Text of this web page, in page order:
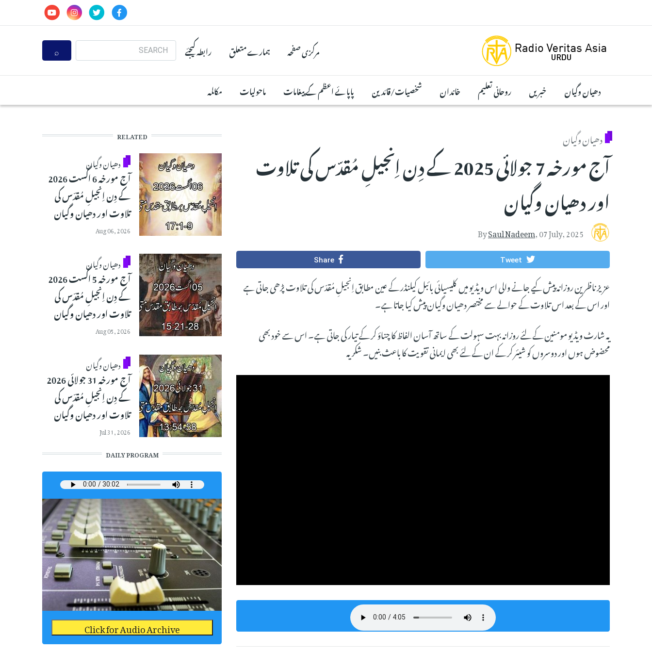
مرکزی صفحہ ہمارے متعلق رابطہ کیجئے
Search
دھیان وگیان خبریں روحانی تعلیم خاندان شخصیات/قائدین پاپائے اعظم کے پیغامات ماحولیات مکالمہ
دھیان وگیان
آج مورخہ 7 جولائی 2025 کے دِن اِنجیلِ مُقدّس کی تلاوت
اور دھیان وگیان
BySaul Nadeem,07 July, 2025
Tweet
Share
عزیز ناظرین روزانہ پیش کیے جانے والی اس ویڈیو میں کلیسیائی بائبل کیلنڈر کے عین مطابق اِنجیلِ مُقدّس کی تلاوت پڑھی جاتی ہے
اور اس کے بعد اس تلاوت کے حوالے سے مختصر دھیان وگیان پیش کیا جاتا ہے۔
یہ شارٹ ویڈیو مومنین کے لئے روزانہ بہت سہولت کے ساتھ آسان الفاظ کا چناؤ کر کے تیار کی جاتی ہے۔ اس سے خود بھی
محضوض ہوں اور دوسروں کو شیئر کر کے ان کے لئے بھی ایمانی تقویت کا باعث بنیں۔ شکریہ
RELATED
دھیان وگیان
آج مورخہ 6 اگست 2026
کے دِن اِنجیلِ مُقدّس کی
تلاوت اور دھیان وگیان
Aug 06, 2026
دھیان وگیان
آج مورخہ 5 اگست 2026
کے دِن اِنجیلِ مُقدّس کی
تلاوت اور دھیان وگیان
Aug 05, 2026
دھیان وگیان
آج مورخہ 31 جولائی 2026
کے دِن اِنجیلِ مُقدّس کی
تلاوت اور دھیان وگیان
Jul 31, 2026
DAILY PROGRAM
Click for Audio Archive